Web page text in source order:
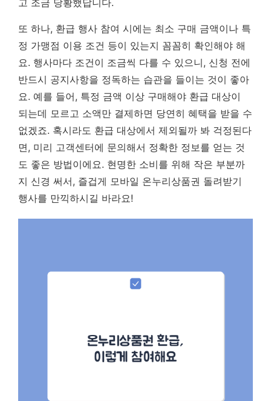
고 조금 당황했답니다.
또 하나, 환급 행사 참여 시에는 최소 구매 금액이나 특
정 가맹점 이용 조건 등이 있는지 꼼꼼히 확인해야 해
요. 행사마다 조건이 조금씩 다를 수 있으니, 신청 전에
반드시 공지사항을 정독하는 습관을 들이는 것이 좋아
요. 예를 들어, 특정 금액 이상 구매해야 환급 대상이
되는데 모르고 소액만 결제하면 당연히 혜택을 받을 수
없겠죠. 혹시라도 환급 대상에서 제외될까 봐 걱정된다
면, 미리 고객센터에 문의해서 정확한 정보를 얻는 것
도 좋은 방법이에요. 현명한 소비를 위해 작은 부분까
지 신경 써서, 즐겁게 모바일 온누리상품권 돌려받기
행사를 만끽하시길 바라요!